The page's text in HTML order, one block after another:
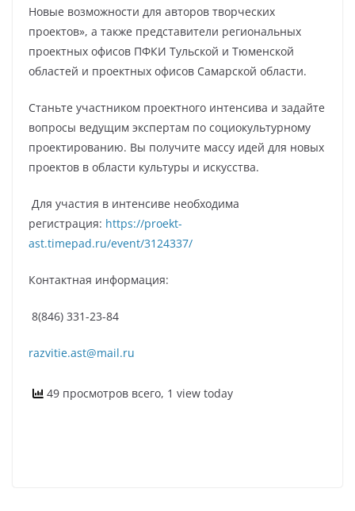
Новые возможности для авторов творческих
проектов», а также представители региональных
проектных офисов ПФКИ Тульской и Тюменской
областей и проектных офисов Самарской области.
Станьте участником проектного интенсива и задайте
вопросы ведущим экспертам по социокультурному
проектированию. Вы получите массу идей для новых
проектов в области культуры и искусства.
Для участия в интенсиве необходима
регистрация: https://proekt-
ast.timepad.ru/event/3124337/
Контактная информация:
8(846) 331-23-84
razvitie.ast@mail.ru
49 просмотров всего, 1 view today